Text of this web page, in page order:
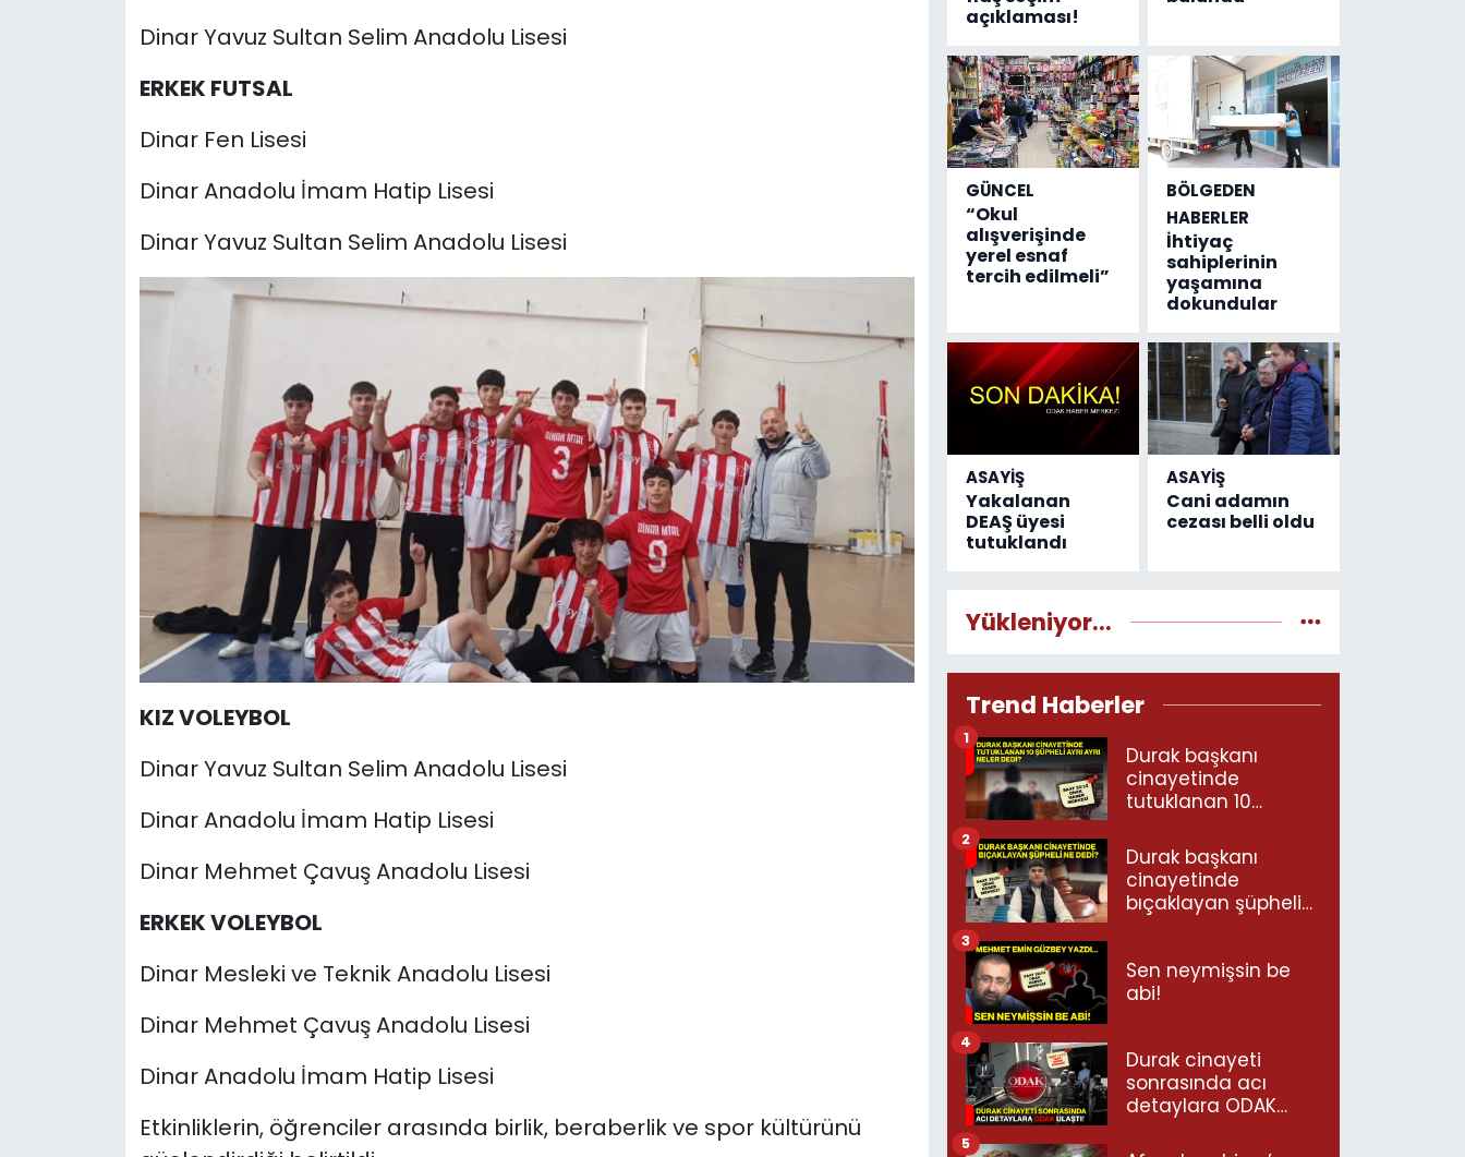
Dinar Yavuz Sultan Selim Anadolu Lisesi
ERKEK FUTSAL
Dinar Fen Lisesi
Dinar Anadolu İmam Hatip Lisesi
Dinar Yavuz Sultan Selim Anadolu Lisesi
KIZ VOLEYBOL
Dinar Yavuz Sultan Selim Anadolu Lisesi
Dinar Anadolu İmam Hatip Lisesi
Dinar Mehmet Çavuş Anadolu Lisesi
ERKEK VOLEYBOL
Dinar Mesleki ve Teknik Anadolu Lisesi
Dinar Mehmet Çavuş Anadolu Lisesi
Dinar Anadolu İmam Hatip Lisesi
Etkinliklerin, öğrenciler arasında birlik, beraberlik ve spor kültürünü
açıklaması!
GÜNCEL
“Okul
alışverişinde
yerel esnaf
tercih edilmeli”
BÖLGEDEN
HABERLER
İhtiyaç
sahiplerinin
yaşamına
dokundular
ASAYİŞ
Yakalanan
DEAŞ üyesi
tutuklandı
ASAYİŞ
Cani adamın
cezası belli oldu
Yükleniyor...
Trend Haberler
Durak başkanı
cinayetinde
tutuklanan 10
neler dedi?
1
Durak başkanı
cinayetinde
bıçaklayan şüpheli
2
Sen neymişsin be
abi!
3
Durak cinayeti
sonrasında acı
detaylara ODAK
4
5